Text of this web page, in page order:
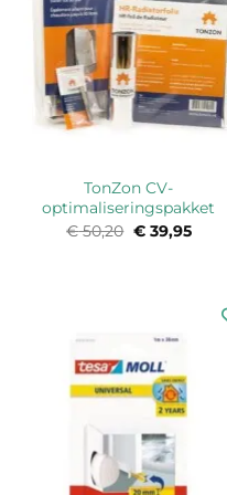
TonZon CV-
optimaliseringspakket
€50,20 €39,95